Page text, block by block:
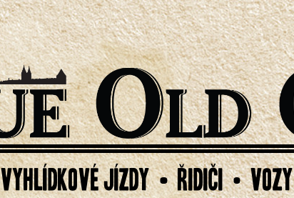
VYHLÍDKOVÉ JÍZDY ŘIDIČI VOZY